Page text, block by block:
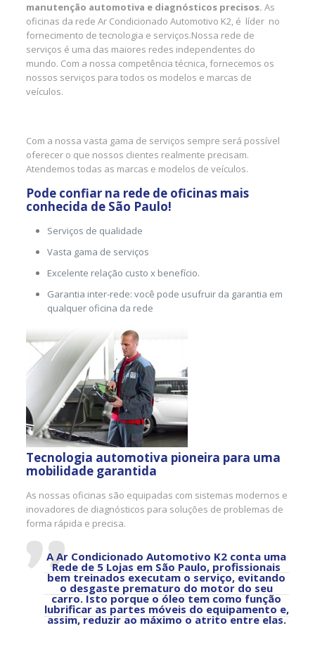
manutenção automotiva e diagnósticos precisos. As
oficinas da rede Ar Condicionado Automotivo K2, é líder no
fornecimento de tecnologia e serviços.Nossa rede de
serviços é uma das maiores redes independentes do
mundo. Com a nossa competência técnica, fornecemos os
nossos serviços para todos os modelos e marcas de
veículos.
Com a nossa vasta gama de serviços sempre será possível
oferecer o que nossos clientes realmente precisam.
Atendemos todas as marcas e modelos de veículos.
Pode confiar na rede de oficinas mais
conhecida de São Paulo!
Serviços de qualidade
Vasta gama de serviços
Excelente relação custo x benefício.
Garantia inter-rede: você pode usufruir da garantia em
qualquer oficina da rede
Tecnologia automotiva pioneira para uma
mobilidade garantida
As nossas oficinas são equipadas com sistemas modernos e
inovadores de diagnósticos para soluções de problemas de
forma rápida e precisa.
A Ar Condicionado Automotivo K2 conta uma
Rede de 5 Lojas em São Paulo, profissionais
bem treinados executam o serviço, evitando
o desgaste prematuro do motor do seu
carro. Isto porque o óleo tem como função
lubrificar as partes móveis do equipamento e,
assim, reduzir ao máximo o atrito entre elas.